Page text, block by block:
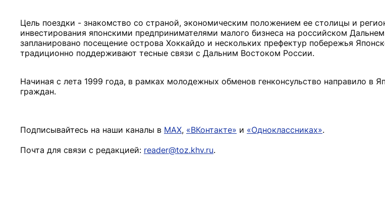
Цель поездки - знакомство со страной, экономическим положением ее столицы и
инвестирования японскими предпринимателями малого бизнеса на российском
запланировано посещение острова Хоккайдо и нескольких префектур побережья
традиционно поддерживают тесные связи с Дальним Востоком России.
Начиная с лета 1999 года, в рамках молодежных обменов генконсульство направило в
граждан.
Подписывайтесь на наши каналы в MAX, «ВКонтакте» и «Одноклассниках».
Почта для связи с редакцией: reader@toz.khv.ru.